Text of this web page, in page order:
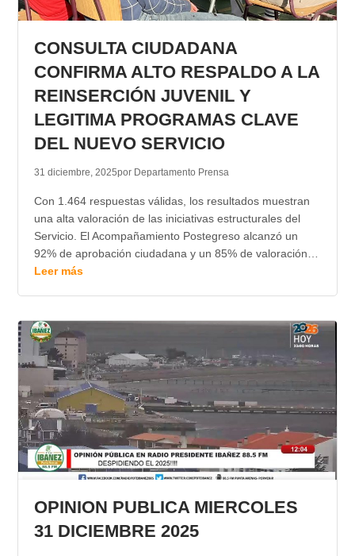
CONSULTA CIUDADANA
CONFIRMA ALTO RESPALDO A LA
REINSERCIÓN JUVENIL Y
LEGITIMA PROGRAMAS CLAVE
DEL NUEVO SERVICIO
31 diciembre, 2025por Departamento Prensa
Con 1.464 respuestas válidas, los resultados muestran
una alta valoración de las iniciativas estructurales del
Servicio. El Acompañamiento Postegreso alcanzó un
92% de aprobación ciudadana y un 85% de valoración…
Leer más
OPINION PUBLICA MIERCOLES
31 DICIEMBRE 2025